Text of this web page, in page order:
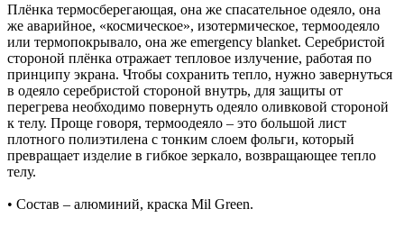
Плёнка термосберегающая, она же спасательное одеяло, она
же аварийное, «космическое», изотермическое, термоодеяло
или термопокрывало, она же emergency blanket. Серебристой
стороной плёнка отражает тепловое излучение, работая по
принципу экрана. Чтобы сохранить тепло, нужно завернуться
в одеяло серебристой стороной внутрь, для защиты от
перегрева необходимо повернуть одеяло оливковой стороной
к телу. Проще говоря, термоодеяло – это большой лист
плотного полиэтилена с тонким слоем фольги, который
превращает изделие в гибкое зеркало, возвращающее тепло
телу.
• Состав – алюминий, краска Mil Green.